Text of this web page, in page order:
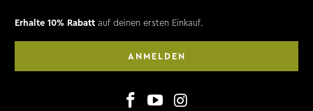
Erhalte 10% Rabatt auf deinen ersten Einkauf.
ANMELDEN